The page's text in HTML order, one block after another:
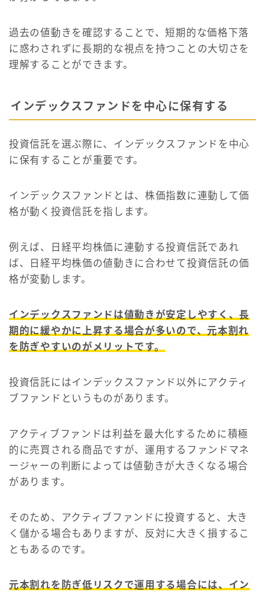
過去の値動きを確認することで、短期的な価格下落
に惑わされずに長期的な視点を持つことの大切さを
理解することができます。
インデックスファンドを中心に保有する
投資信託を選ぶ際に、インデックスファンドを中心
に保有することが重要です。
インデックスファンドとは、株価指数に連動して価
格が動く投資信託を指します。
例えば、日経平均株価に連動する投資信託であれ
ば、日経平均株価の値動きに合わせて投資信託の価
格が変動します。
インデックスファンドは値動きが安定しやすく、長
期的に緩やかに上昇する場合が多いので、元本割れ
を防ぎやすいのがメリットです。
投資信託にはインデックスファンド以外にアクティ
ブファンドというものがあります。
アクティブファンドは利益を最大化するために積極
的に売買される商品ですが、運用するファンドマネ
ージャーの判断によっては値動きが大きくなる場合
があります。
そのため、アクティブファンドに投資すると、大き
く儲かる場合もありますが、反対に大きく損するこ
ともあるのです。
元本割れを防ぎ低リスクで運用する場合には、イン